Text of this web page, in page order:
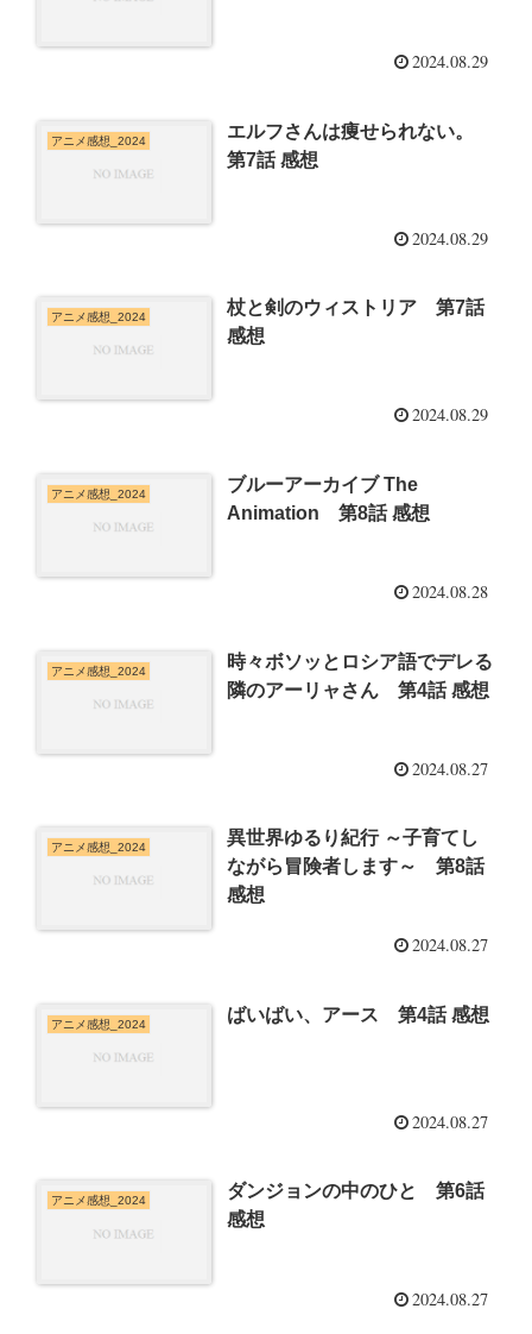
2024.08.29
アニメ感想_2024
エルフさんは痩せられない。
第7話 感想
2024.08.29
アニメ感想_2024
杖と剣のウィストリア 第7話
感想
2024.08.29
アニメ感想_2024
ブルーアーカイブ The
Animation 第8話 感想
2024.08.28
アニメ感想_2024
時々ボソッとロシア語でデレる
隣のアーリャさん 第4話 感想
2024.08.27
アニメ感想_2024
異世界ゆるり紀行 ～子育てし
ながら冒険者します～ 第8話
感想
2024.08.27
アニメ感想_2024 ばいばい、アース 第4話 感想
2024.08.27
アニメ感想_2024
ダンジョンの中のひと 第6話
感想
2024.08.27